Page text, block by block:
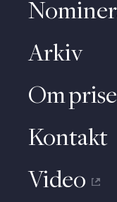
Arkiv
Om
Kontakt
Video